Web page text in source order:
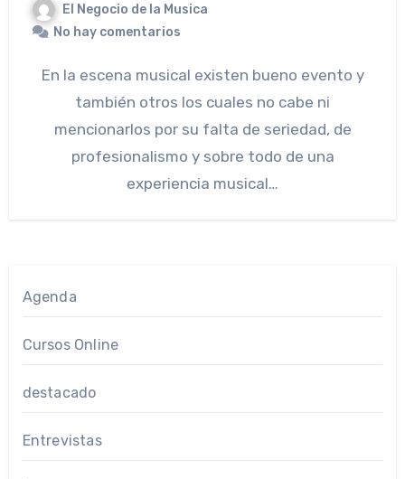
El Negocio de la Musica
No hay comentarios
En la escena musical existen bueno evento y
también otros los cuales no cabe ni
mencionarlos por su falta de seriedad, de
profesionalismo y sobre todo de una
experiencia musical…
Agenda
Cursos Online
destacado
Entrevistas